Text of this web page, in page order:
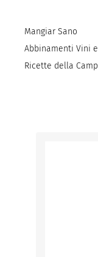
Mangiar Sano
Abbinamenti Vini
Ricette della